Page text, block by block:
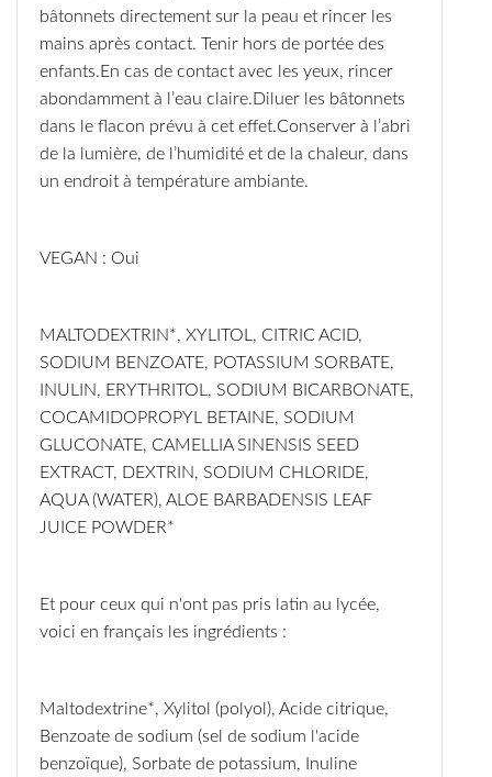
bâtonnets directement sur la peau et rincer les
mains après contact. Tenir hors de portée des
enfants.En cas de contact avec les yeux, rincer
abondamment à l’eau claire.Diluer les bâtonnets
dans le flacon prévu à cet effet.Conserver à l’abri
de la lumière, de l’humidité et de la chaleur, dans
un endroit à température ambiante.
VEGAN : Oui
MALTODEXTRIN*, XYLITOL, CITRIC ACID,
SODIUM BENZOATE, POTASSIUM SORBATE,
INULIN, ERYTHRITOL, SODIUM BICARBONATE,
COCAMIDOPROPYL BETAINE, SODIUM
GLUCONATE, CAMELLIA SINENSIS SEED
EXTRACT, DEXTRIN, SODIUM CHLORIDE,
AQUA (WATER), ALOE BARBADENSIS LEAF
JUICE POWDER*
Et pour ceux qui n'ont pas pris latin au lycée,
voici en français les ingrédients :
Maltodextrine*, Xylitol (polyol), Acide citrique,
Benzoate de sodium (sel de sodium l'acide
benzoïque), Sorbate de potassium, Inuline